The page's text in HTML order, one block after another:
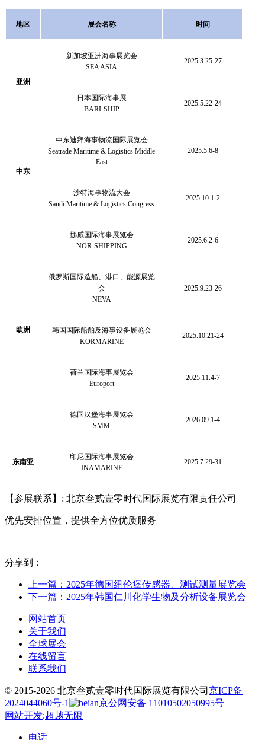
地区 展会名称 时间
亚洲
新加坡亚洲海事展览会
SEA ASIA
2025.3.25-27
日本国际海事展
BARI-SHIP
2025.5.22-24
中东
中东迪拜海事物流国际展览会
Seatrade Maritime & Logistics Middle
East
2025.5.6-8
沙特海事物流大会
Saudi Maritime & Logistics Congress
2025.10.1-2
欧洲
挪威国际海事展览会
NOR-SHIPPING
2025.6.2-6
俄罗斯国际造船、港口、能源展览
会
NEVA
2025.9.23-26
韩国国际船舶及海事设备展览会
KORMARINE
2025.10.21-24
荷兰国际海事展览会
Europort
2025.11.4-7
德国汉堡海事展览会
SMM
2026.09.1-4
东南亚
印尼国际海事展览会
INAMARINE
2025.7.29-31
【参展联系】: 北京叁贰壹零时代国际展览有限责任公司
优先安排位置，提供全方位优质服务
分享到：
上一篇：2025年德国纽伦堡传感器、测试测量展览会
下一篇：2025年韩国仁川化学生物及分析设备展览会
网站首页
关于我们
全球展会
在线留言
联系我们
© 2015-2026 北京叁贰壹零时代国际展览有限公司 京ICP备
2024044060号-1
京公网安备 11010502050995号
网站开发:超越无限
电话